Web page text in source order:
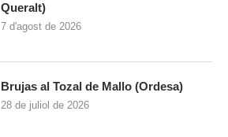
Queralt)
7 d'agost de 2026
Brujas al Tozal de Mallo (Ordesa)
28 de juliol de 2026